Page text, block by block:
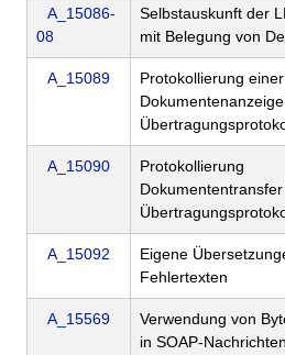
A_15086-
08
Selbstauskunft der
mit Belegung von
A_15089
Protokollierung einer
A_15090
Protokollierung
Dokumententransfer
A_15092
Eigene
Fehlertexten
A_15569
Verwendung von
in SOAP-Nachrichten